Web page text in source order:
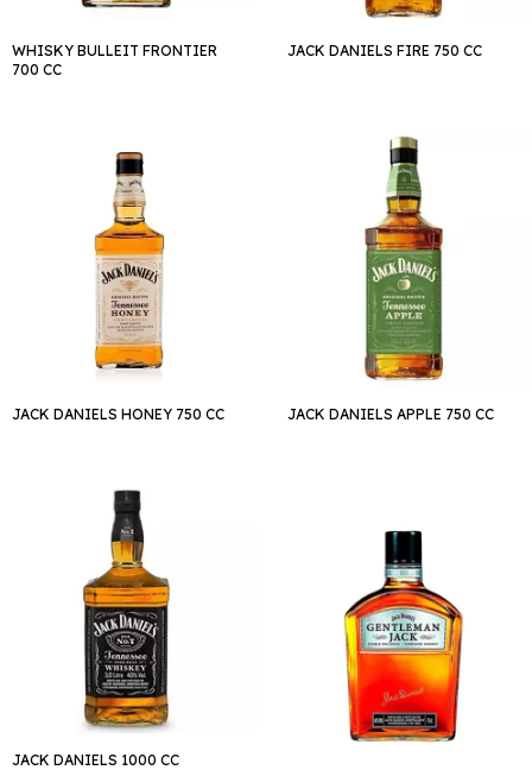
WHISKY BULLEIT FRONTIER
700 CC
JACK DANIELS FIRE 750 CC
JACK DANIELS HONEY 750 CC JACK DANIELS APPLE 750 CC
JACK DANIELS 1000 CC